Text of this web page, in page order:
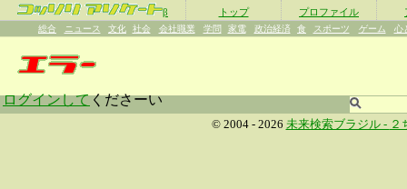
β トップ プロファイル
総合 ニュース 文化 社会 会社職業 学問 家電 政治経済 食 スポーツ ゲーム 心
ログインしてくださーい
© 2004 - 2026 未来検索ブラジル - ２